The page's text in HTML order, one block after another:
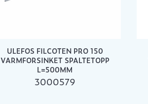
ULEFOS FILCOTEN PRO 150
VARMFORSINKET SPALTETOPP
L=500MM
3000579